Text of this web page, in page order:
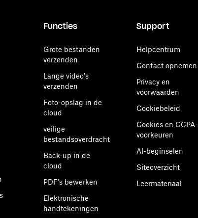
Functies
Grote bestanden
verzenden
Lange video's
verzenden
Foto-opslag in de
cloud
veilige
bestandsoverdracht
Back-up in de
cloud
PDF's bewerken
Elektronische
handtekeningen
Support
Helpcentrum
Contact opnemen
Privacy en
voorwaarden
Cookiebeleid
Cookies en CCPA-
voorkeuren
AI-beginselen
Siteoverzicht
Leermateriaal